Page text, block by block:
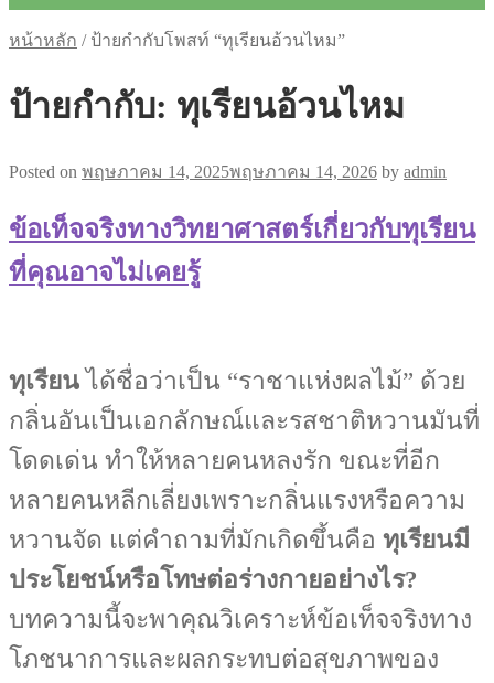
หน้าหลัก / ป้ายกำกับโพสท์ “ทุเรียนอ้วนไหม”
ป้ายกำกับ: ทุเรียนอ้วนไหม
Posted on พฤษภาคม 14, 2025พฤษภาคม 14, 2026 by admin
ข้อเท็จจริงทางวิทยาศาสตร์เกี่ยวกับทุเรียน
ที่คุณอาจไม่เคยรู้
ทุเรียน ได้ชื่อว่าเป็น “ราชาแห่งผลไม้” ด้วย
กลิ่นอันเป็นเอกลักษณ์และรสชาติหวานมันที่
โดดเด่น ทำให้หลายคนหลงรัก ขณะที่อีก
หลายคนหลีกเลี่ยงเพราะกลิ่นแรงหรือความ
หวานจัด แต่คำถามที่มักเกิดขึ้นคือ ทุเรียนมี
ประโยชน์หรือโทษต่อร่างกายอย่างไร?
บทความนี้จะพาคุณวิเคราะห์ข้อเท็จจริงทาง
โภชนาการและผลกระทบต่อสุขภาพของ